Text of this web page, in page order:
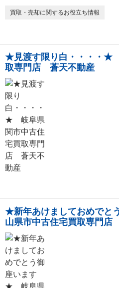
買取・売却に関するお役立ち情報
★見渡す限り白・・・・★
取専門店 蒼天不動産
★新年あけましておめで
山県市中古住宅買取専門